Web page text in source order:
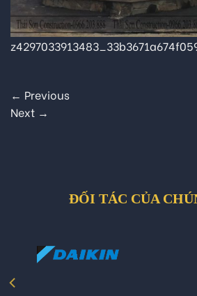
← Previous
Next →
ĐỐI TÁC CỦA